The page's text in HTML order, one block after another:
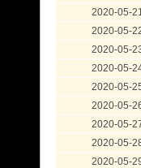
2020-05-
2020-05-
2020-05-
2020-05-
2020-05-
2020-05-
2020-05-
2020-05-
2020-05-